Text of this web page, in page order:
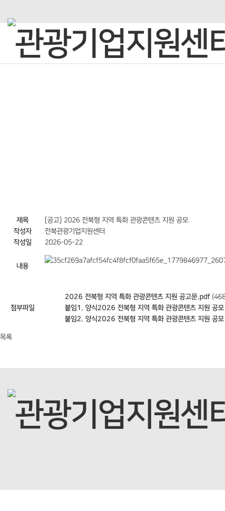
제목 [공고] 2026 전북형 지역 특화 관광콘텐츠 지원 공모
작성자 전북관광기업지원센터
작성일 2026-05-22
내용
첨부파일
2026 전북형 지역 특화 관광콘텐츠 지원 공고문.pdf
붙임1. 양식2026 전북형 지역 특화 관광콘텐츠 지원 공
붙임2. 양식2026 전북형 지역 특화 관광콘텐츠 지원 공
목록